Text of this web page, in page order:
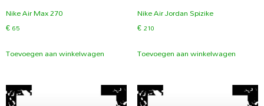
Nike Air Max 270
€65
Toevoegen aan winkelwagen
Nike Air Jordan Spizike
€210
Toevoegen aan winkelwagen